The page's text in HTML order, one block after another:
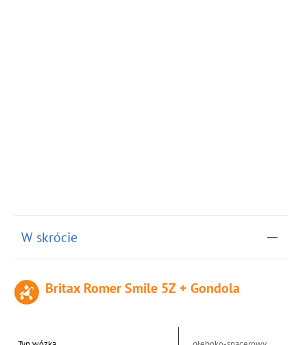
W skrócie
Britax Romer Smile 5Z + Gondola